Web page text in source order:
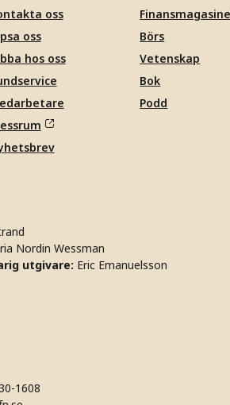
oss
oss
hos oss
Börs
Vetenskap
Bok
Podd
Nordin Wessman
utgivare: Eric Emanuelsson
1608